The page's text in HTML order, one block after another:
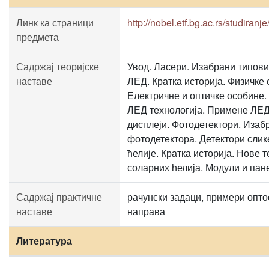
Линк ка страници
предмета
http://nobel.etf.bg.ac.rs/
Садржај теоријске
наставе
Увод. Ласери. Изабрани
ЛЕД. Кратка историја. Физичке
Електричне и оптичке
ЛЕД технологија. Примене
дисплеји. Фотодетектори.
фотодетектора. Детектори
ћелије. Кратка историја. Нове
соларних ћелија. Модули и
Садржај практичне
наставе
рачунски задаци, примери
направа
Литература